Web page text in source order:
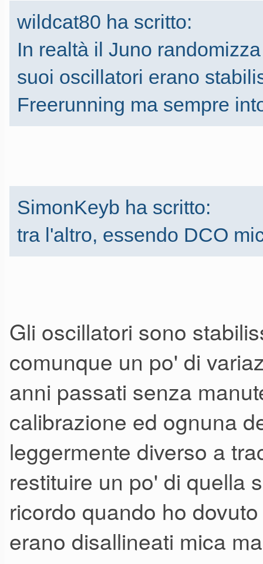
wildcat80 ha scritto:
In realtà il Juno
suoi oscillatori erano
Freerunning ma sempre
SimonKeyb ha scritto:
tra l'altro, essendo DCO
Gli oscillatori sono
comunque un po' di
anni passati senza
calibrazione ed ognuna
leggermente diverso a
restituire un po' di quella
ricordo quando ho
erano disallineati mica